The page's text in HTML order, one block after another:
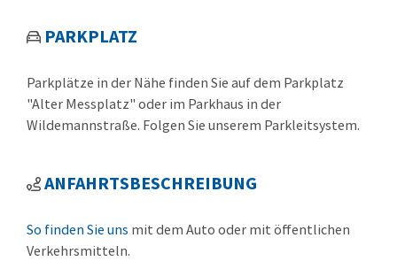
PARKPLATZ
Parkplätze in der Nähe finden Sie auf dem Parkplatz
"Alter Messplatz" oder im Parkhaus in der
Wildemannstraße. Folgen Sie unserem Parkleitsystem.
ANFAHRTSBESCHREIBUNG
So finden Sie uns mit dem Auto oder mit öffentlichen
Verkehrsmitteln.